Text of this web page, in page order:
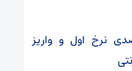
مصرف ۸۰ درصدی نرخ اول و واریز